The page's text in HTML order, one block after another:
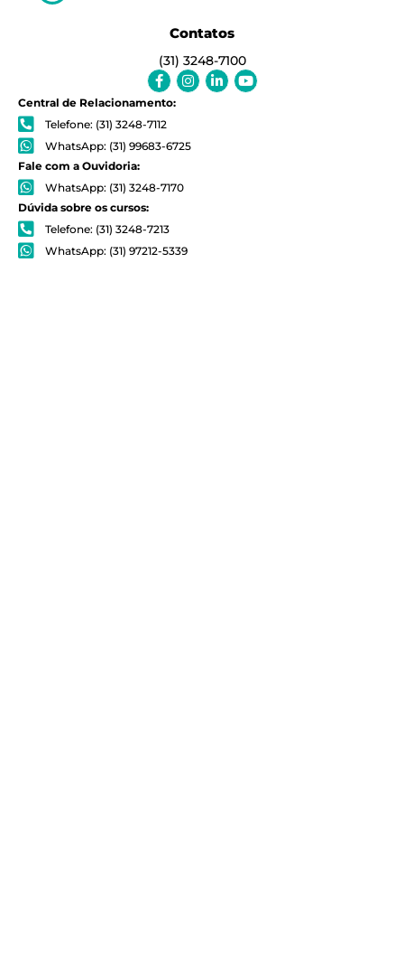
Contatos
(31) 3248-7100
Facebook-
f
Instagram
Linkedin-
in
Youtube
Central de Relacionamento:
Telefone: (31) 3248-7112
WhatsApp: (31) 99683-6725
Fale com a Ouvidoria:
WhatsApp: (31) 3248-7170
Dúvida sobre os cursos:
Telefone: (31) 3248-7213
WhatsApp: (31) 97212-5339